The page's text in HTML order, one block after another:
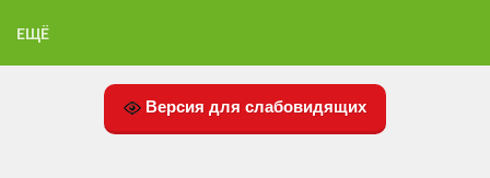
ЕЩЁ
Версия для слабовидящих